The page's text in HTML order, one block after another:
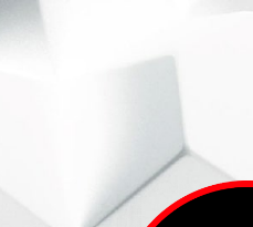
ВИННЫЙ СКЛАД